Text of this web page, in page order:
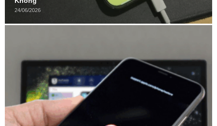
24/06/2026